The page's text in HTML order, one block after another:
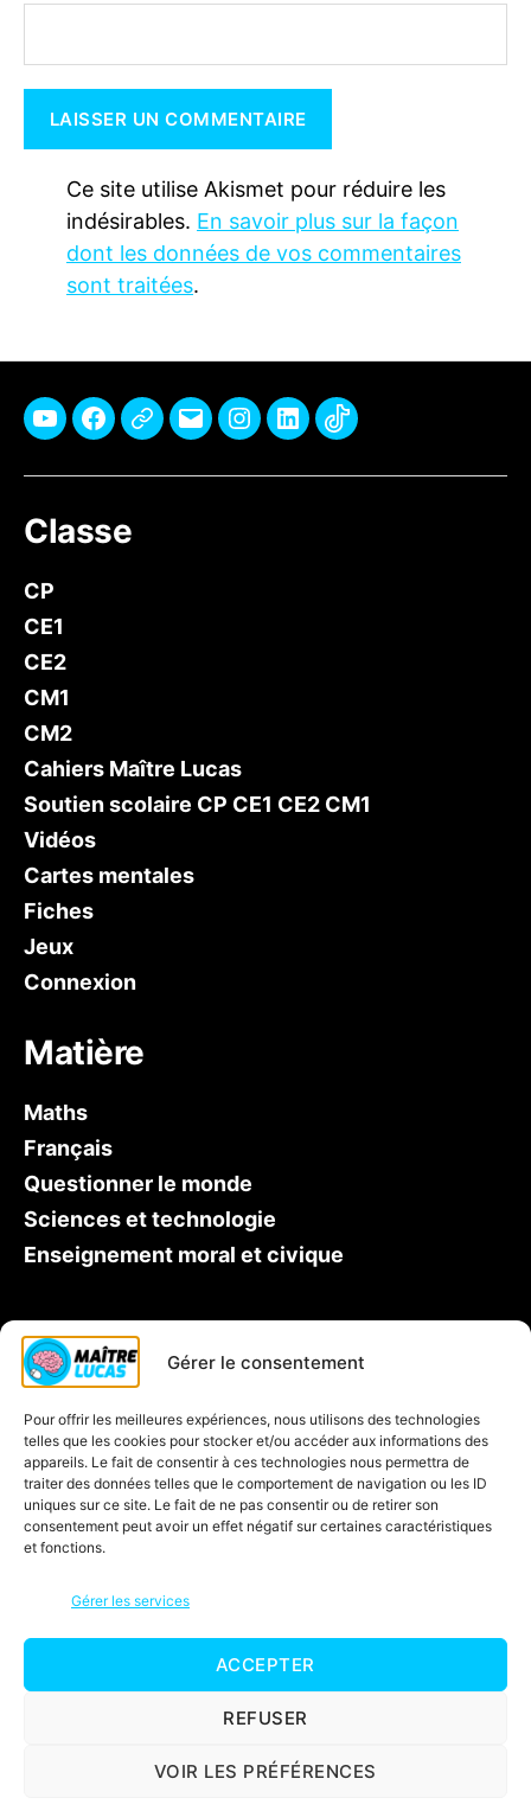
Gérer le consentement
Pour offrir les meilleures expériences, nous utilisons des technologies
telles que les cookies pour stocker et/ou accéder aux informations des
appareils. Le fait de consentir à ces technologies nous permettra de
traiter des données telles que le comportement de navigation ou les ID
uniques sur ce site. Le fait de ne pas consentir ou de retirer son
consentement peut avoir un effet négatif sur certaines caractéristiques
et fonctions.
Gérer les services
ACCEPTER
REFUSER
VOIR LES PRÉFÉRENCES
Ce site utilise Akismet pour réduire les
indésirables. En savoir plus sur la façon
dont les données de vos commentaires
sont traitées.
YoutubeFacebook
Pinterest
E-
Instagram
LinkedinTikTok
Classe
CP
CE1
CE2
CM1
CM2
Cahiers Maître Lucas
Soutien scolaire CP CE1 CE2 CM1
Vidéos
Cartes mentales
Fiches
Jeux
Connexion
Matière
Maths
Français
Questionner le monde
Sciences et technologie
Enseignement moral et civique
Qui est Maître Lucas ?
Soutien scolaire CP
Contactez-nous
Inscription à la newsletter
Blog
Jeux éducatifs
Maître Lucas